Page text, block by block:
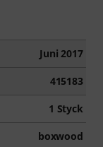
Juni 2017
415183
1 Styck
boxwood